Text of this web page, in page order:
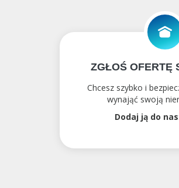
ZGŁOŚ OFERTĘ
Chcesz szybko i
wynająć swoją
Dodaj ją do